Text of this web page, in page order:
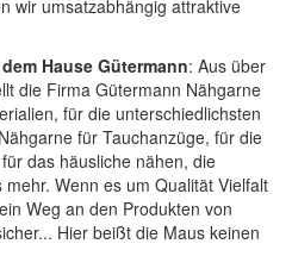
wir umsatzabhängig attraktive
Hause Gütermann: Aus über
die Firma Gütermann Nähgarne
für die unterschiedlichsten
für Tauchanzüge, für die
das häusliche nähen, die
Wenn es um Qualität Vielfalt
Weg an den Produkten von
Hier beißt die Maus keinen